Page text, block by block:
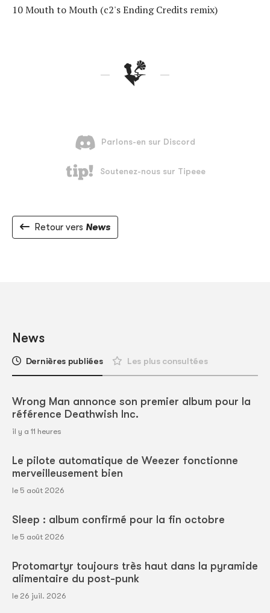
10 Mouth to Mouth (c2's Ending Credits remix)
Retour vers News
News
Dernières publiées Les plus consultées
Wrong Man annonce son premier album pour la
référence Deathwish Inc.
il y a 11 heures
Le pilote automatique de Weezer fonctionne
merveilleusement bien
le 5 août 2026
Sleep : album confirmé pour la fin octobre
le 5 août 2026
Protomartyr toujours très haut dans la pyramide
alimentaire du post-punk
le 26 juil. 2026